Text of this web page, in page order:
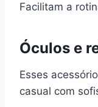
Facilitam a
Óculos e
Esses
casual com